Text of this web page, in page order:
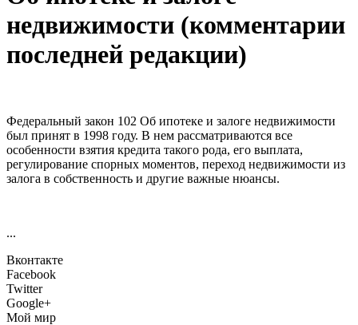
недвижимости (комментарии
последней редакции)
Федеральный закон 102 Об ипотеке и залоге недвижимости
был принят в 1998 году. В нем рассматриваются все
особенности взятия кредита такого рода, его выплата,
регулирование спорных моментов, переход недвижимости из
залога в собственность и другие важные нюансы.
...
Вконтакте
Facebook
Twitter
Google+
Мой мир